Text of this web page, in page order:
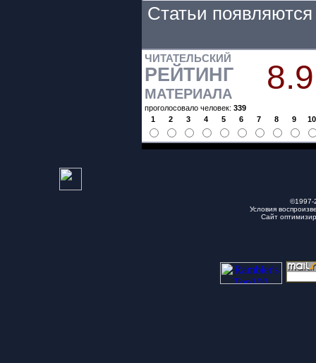
Статьи
ЧИТАТЕЛЬСКИЙ
РЕЙТИНГ
МАТЕРИАЛА 8.9
проголосовало человек: 339
1
2 3 4 5 6 7 8 9 10
Условия
Сайт